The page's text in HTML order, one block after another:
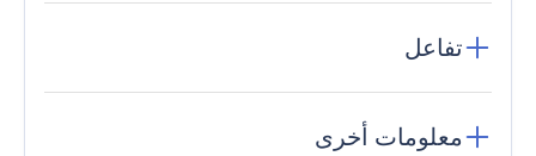
تفاعل
معلومات أخرى